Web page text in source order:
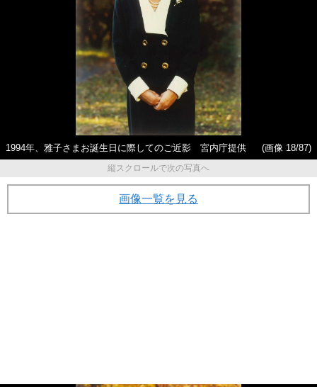
1994年、雅子さまお誕生日に際してのご近影 宮内庁提供
(画像 18/87)
縦スクロールで次の写真へ
画像一覧を見る